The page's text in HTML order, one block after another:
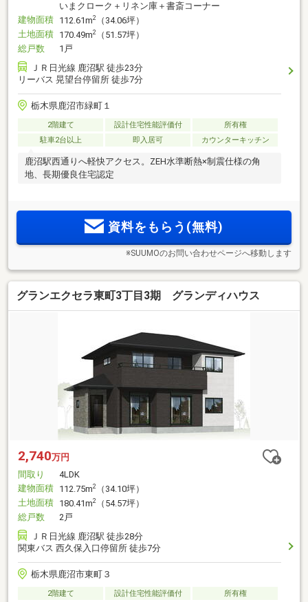
いまクローク＋リネン庫＋書斎コーナー
建物面積 112.61m2
（34.06坪）
土地面積 170.49m2
（51.57坪）
総戸数
1戸
ＪＲ日光線 鹿沼駅 徒歩23分
リーバス 晃望台停留所 徒歩7分
栃木県鹿沼市緑町１
2階建て 設計住宅性能評価付
所有権
駐車2台以上
即入居可 カウンターキッチン
鹿沼駅西通りへ軽快アクセス。ZEH水準断熱×制震仕様の角
地、長期優良住宅認定
資料をもらう(無料)
※SUUMOのお問い合わせページへ移動します
グランエクセラ東町3丁目3期 グランディハウス
2,740万円
間取り
4LDK
建物面積 112.75m2
（34.10坪）
土地面積 180.41m2
（54.57坪）
総戸数
2戸
ＪＲ日光線 鹿沼駅 徒歩28分
関東バス 西久保入口停留所 徒歩7分
栃木県鹿沼市東町３
2階建て 設計住宅性能評価付 所有権